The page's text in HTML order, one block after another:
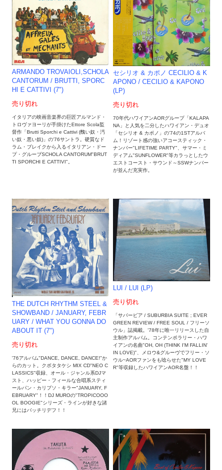
ARMANDO TROVAIOLI,SCHOLA
CANTORUM ‎/ BRUTTI, SPORC
HI E CATTIVI (7")
売り切れ
イタリアの映画音楽界の巨匠アルマンド・
トロヴァヨーリが手掛けたEttore Scola監
督作「Brutti Sporchi e Cattivi (醜い奴・汚
い奴・悪い奴)」の'76サントラ。硬質なド
ラム・ブレイクから入るイタリアン・ドー
プ・グルーブSCHOLA CANTORUM"BRUT
TI SPORCHI E CATTIVI"。
セシリオ & カポノ CECILIO & K
APONO / CECILIO & KAPONO
(LP)
売り切れ
70年代ハワイアンAORグループ「KALAPA
NA」と人気を二分したハワイアン・デュオ
「セシリオ & カポノ」の'74の1STアルバ
ム！リゾート感の強いアコースティック・
ナンバー"LIFETIME PARTY"、サマー・ミ
ディアム"SUNFLOWER"等カラっとしたウ
エストコースト・サウンド～SSWナンバー
が並んだ充実作。
THE DUTCH RHYTHM STEEL &
SHOWBAND / JANUARY, FEBR
UARY / WHAT YOU GONNA DO
ABOUT IT (7")
売り切れ
'76アルバム"DANCE, DANCE, DANCE!"か
らのカット。クボタタケシ MIX CD"NEO C
LASSICS"収録、オール・ジャンル系DJマ
スト、ハッピー・フィールな合唱系スティ
ールパン・カリプソ・キラー"JANUARY, F
EBRUARY"！！DJ MUROの"TROPICOOO
OL BOOGIE"シリーズ・ラインが好きな諸
兄にはバッチリデフ！！
LUI / LUI (LP)
売り切れ
「サバービア / SUBURBIA SUITE ; EVER
GREEN REVIEW / FREE SOUL / フリーソ
ウル」誌掲載。'78年に唯一リリースした自
主制作アルバム。コンテンポラリー・ハワ
イアンの名曲"OH, OH (THINK I'M FALLIN'
IN LOVE)"、メロウ&グルーヴでフリー・ソ
ウル~AORファンをも唸らせた"MY LOVE
R"等収録したハワイアンAOR名盤！！